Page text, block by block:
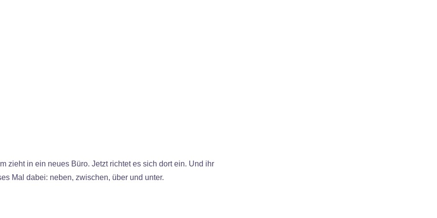
in ein neues Büro. Jetzt richtet es sich dort ein. Und ihr
Mal dabei: neben, zwischen, über und unter.